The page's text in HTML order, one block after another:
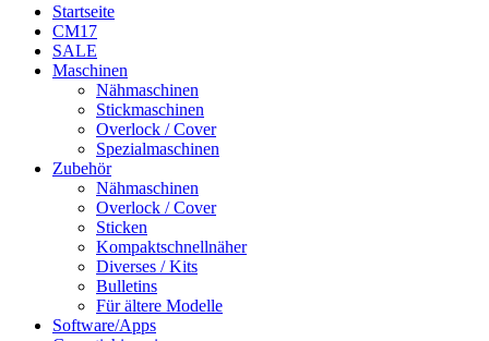
Startseite
CM17
SALE
Maschinen
Nähmaschinen
Stickmaschinen
Overlock / Cover
Spezialmaschinen
Zubehör
Nähmaschinen
Overlock / Cover
Sticken
Kompaktschnellnäher
Diverses / Kits
Bulletins
Für ältere Modelle
Software/Apps